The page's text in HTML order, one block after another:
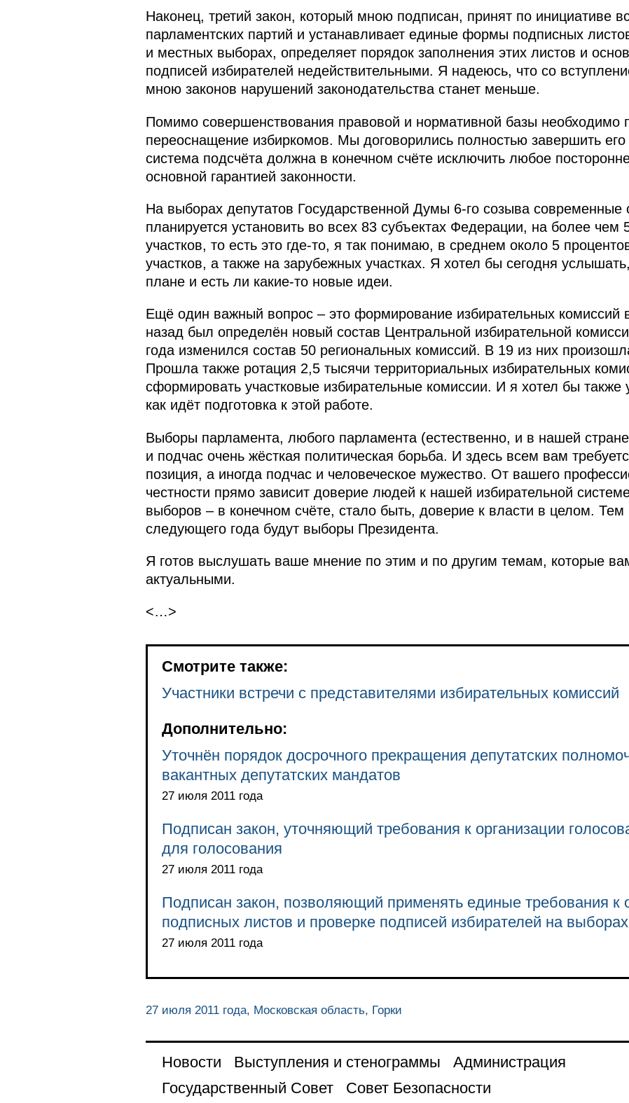
Наконец, третий закон, который мною подписан, принят по инициативе
парламентских партий и устанавливает единые формы подписных
и местных выборах, определяет порядок заполнения этих листов и
подписей избирателей недействительными. Я надеюсь, что со
мною законов нарушений законодательства станет меньше.
Помимо совершенствования правовой и нормативной базы необходимо
переоснащение избиркомов. Мы договорились полностью завершить его
система подсчёта должна в конечном счёте исключить любое
основной гарантией законности.
На выборах депутатов Государственной Думы 6-го созыва современные
планируется установить во всех 83 субъектах Федерации, на более чем
участков, то есть это где‑то, я так понимаю, в среднем около 5
участков, а также на зарубежных участках. Я хотел бы сегодня
плане и есть ли какие‑то новые идеи.
Ещё один важный вопрос – это формирование избирательных комиссий
назад был определён новый состав Центральной избирательной
года изменился состав 50 региональных комиссий. В 19 из них
Прошла также ротация 2,5 тысячи территориальных избирательных
сформировать участковые избирательные комиссии. И я хотел бы также
как идёт подготовка к этой работе.
Выборы парламента, любого парламента (естественно, и в нашей
и подчас очень жёсткая политическая борьба. И здесь всем вам
позиция, а иногда подчас и человеческое мужество. От вашего
честности прямо зависит доверие людей к нашей избирательной
выборов – в конечном счёте, стало быть, доверие к власти в целом.
следующего года будут выборы Президента.
Я готов выслушать ваше мнение по этим и по другим темам, которые
актуальными.
<…>
Смотрите также:
Участники встречи с представителями избирательных комиссий
Дополнительно:
Уточнён порядок досрочного прекращения депутатских
вакантных депутатских мандатов
27 июля 2011 года
Подписан закон, уточняющий требования к организации
для голосования
27 июля 2011 года
Подписан закон, позволяющий применять единые требования
подписных листов и проверке подписей избирателей на
27 июля 2011 года
27 июля 2011 года, Московская область, Горки
Новости Выступления и стенограммы
Администрация
Государственный Совет
Совет Безопасности